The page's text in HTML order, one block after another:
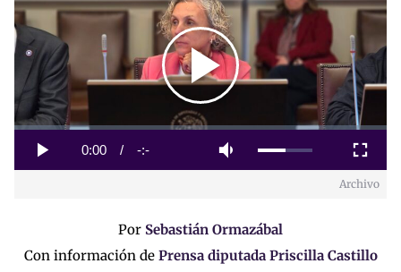
Play
Video
Play Mute
Current
0:00 / Duration
-:-
Loaded:
Fullscreen
Archivo
Por Sebastián Ormazábal
Con información de Prensa diputada Priscilla Castillo